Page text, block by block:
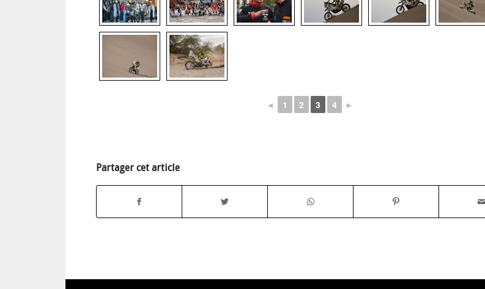
◄ 1 2 3 4 ►
Partager cet article